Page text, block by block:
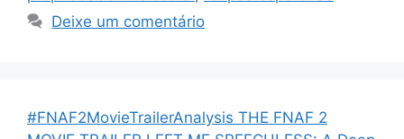
Deixe um comentário
#FNAF2MovieTrailerAnalysis THE FNAF 2